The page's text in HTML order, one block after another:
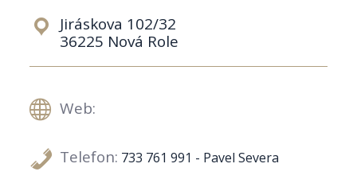
Jiráskova 102/32
36225 Nová Role
Web:
Telefon: 733 761 991 - Pavel Severa